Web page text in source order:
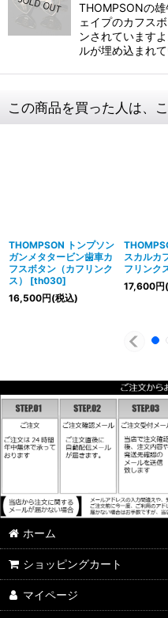
THOMPSONの
ェイプのカフス
ンされています
ルが埋め込まれ
この商品を買った人は、
THOMPSON トンプソン
ガンメタタービン歯車カ
フスボタン（カフリンク
ス）
[th030]
16,500円(税込)
スカルカ
フリンク
17,600円
ホーム
ショッピングカート
マイページ